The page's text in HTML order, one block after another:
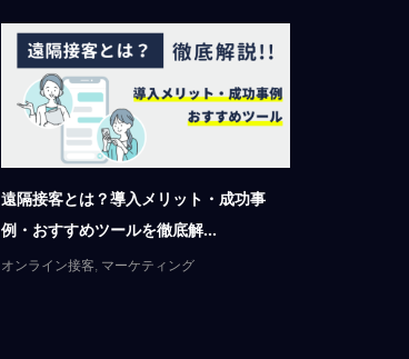
遠隔接客とは？導入メリット・成功事
例・おすすめツールを徹底解...
オンライン接客, マーケティング